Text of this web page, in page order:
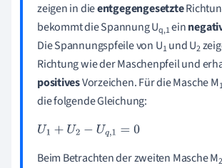
zeigen in dieentgegengesetzte
bekommt die Spannung Uq,1ein
Die Spannungspfeile von U1 und U2
Richtung wie der Maschenpfeil und
positivesVorzeichen. Für die Masche M
die folgende Gleichung:
U1+U2-Uq,1=0
Beim Betrachten der zweiten Masche M2